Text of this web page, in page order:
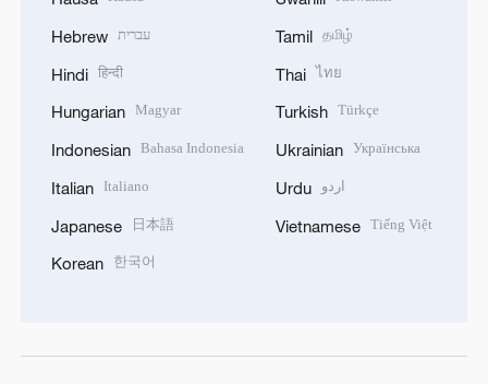
Hebrew עברית
Hindi हिन्दी
Hungarian Magyar
Indonesian Bahasa Indonesia
Italian Italiano
Japanese 日本語
Korean 한국어
Tamil தமிழ்
Thai ไทย
Turkish Türkçe
Ukrainian Українська
Urdu اردو
Vietnamese Tiếng Việt